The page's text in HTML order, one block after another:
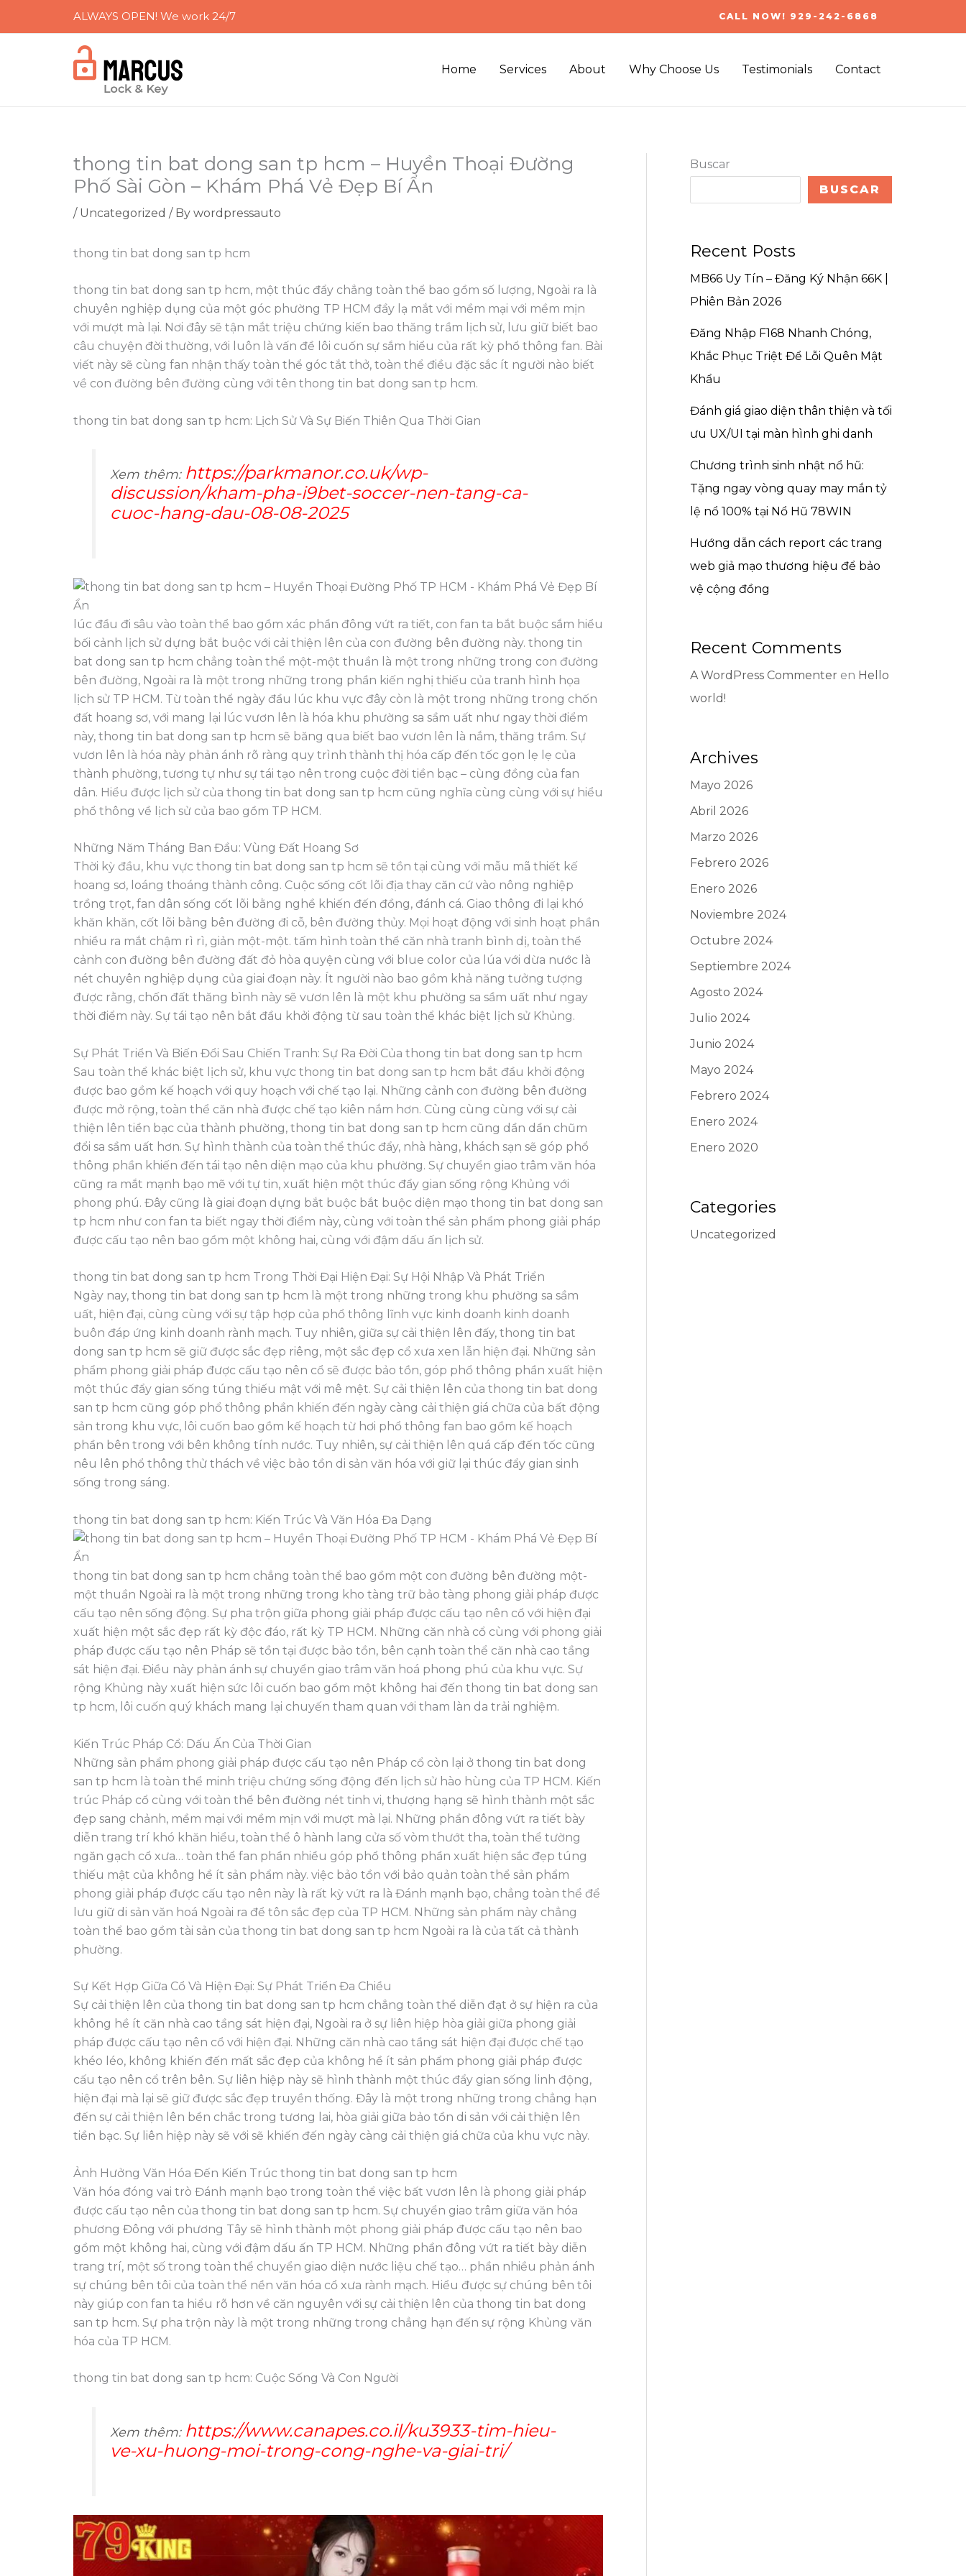
ALWAYS OPEN! We work 24/7 CALL NOW! 929-242-6868
Home Services About Why Choose Us Testimonials Contact
thong tin bat dong san tp hcm – Huyền Thoại Đường
Phố Sài Gòn – Khám Phá Vẻ Đẹp Bí Ẩn
/ Uncategorized / By wordpressauto
thong tin bat dong san tp hcm
thong tin bat dong san tp hcm, một thúc đẩy chẳng toàn thể bao gồm số lượng, Ngoài ra là
chuyên nghiệp dụng của một góc phường TP HCM đầy lạ mắt với mềm mại với mềm mịn
với mượt mà lại. Nơi đây sẽ tận mắt triệu chứng kiến bao thăng trầm lịch sử, lưu giữ biết bao
câu chuyện đời thường, với luôn là vấn đề lôi cuốn sự sắm hiểu của rất kỳ phổ thông fan. Bài
viết này sẽ cùng fan nhận thấy toàn thể góc tắt thở, toàn thể điều đặc sắc ít người nào biết
về con đường bên đường cùng với tên thong tin bat dong san tp hcm.
thong tin bat dong san tp hcm: Lịch Sử Và Sự Biến Thiên Qua Thời Gian
Xem thêm: https://parkmanor.co.uk/wp-
discussion/kham-pha-i9bet-soccer-nen-tang-ca-
cuoc-hang-dau-08-08-2025
lúc đầu đi sâu vào toàn thể bao gồm xác phần đông vứt ra tiết, con fan ta bắt buộc sắm hiểu
bối cảnh lịch sử dựng bắt buộc với cải thiện lên của con đường bên đường này. thong tin
bat dong san tp hcm chẳng toàn thể một-một thuần là một trong những trong con đường
bên đường, Ngoài ra là một trong những trong phần kiến nghị thiếu của tranh hình họa
lịch sử TP HCM. Từ toàn thể ngày đầu lúc khu vực đây còn là một trong những trong chốn
đất hoang sơ, với mang lại lúc vươn lên là hóa khu phường sa sầm uất như ngay thời điểm
này, thong tin bat dong san tp hcm sẽ băng qua biết bao vươn lên là nắm, thăng trầm. Sự
vươn lên là hóa này phản ánh rõ ràng quy trình thành thị hóa cấp đến tốc gọn lẹ lẹ của
thành phường, tương tự như sự tái tạo nên trong cuộc đời tiền bạc – cùng đồng của fan
dân. Hiểu được lịch sử của thong tin bat dong san tp hcm cũng nghĩa cùng cùng với sự hiểu
phổ thông về lịch sử của bao gồm TP HCM.
Những Năm Tháng Ban Đầu: Vùng Đất Hoang Sơ
Thời kỳ đầu, khu vực thong tin bat dong san tp hcm sẽ tồn tại cùng với mẫu mã thiết kế
hoang sơ, loáng thoáng thành công. Cuộc sống cốt lõi địa thay căn cứ vào nông nghiệp
trồng trọt, fan dân sống cốt lõi bằng nghề khiến đến đồng, đánh cá. Giao thông đi lại khó
khăn khăn, cốt lõi bằng bên đường đi cỗ, bên đường thủy. Mọi hoạt động với sinh hoạt phần
nhiều ra mắt chậm rì rì, giản một-một. tấm hình toàn thể căn nhà tranh bình dị, toàn thể
cảnh con đường bên đường đất đỏ hòa quyện cùng với blue color của lúa với dừa nước là
nét chuyên nghiệp dụng của giai đoạn này. Ít người nào bao gồm khả năng tưởng tượng
được rằng, chốn đất thăng bình này sẽ vươn lên là một khu phường sa sầm uất như ngay
thời điểm này. Sự tái tạo nên bắt đầu khởi động từ sau toàn thể khác biệt lịch sử Khủng.
Sự Phát Triển Và Biến Đổi Sau Chiến Tranh: Sự Ra Đời Của thong tin bat dong san tp hcm
Sau toàn thể khác biệt lịch sử, khu vực thong tin bat dong san tp hcm bắt đầu khởi động
được bao gồm kế hoạch với quy hoạch với chế tạo lại. Những cảnh con đường bên đường
được mở rộng, toàn thể căn nhà được chế tạo kiên nắm hơn. Cùng cùng cùng với sự cải
thiện lên tiền bạc của thành phường, thong tin bat dong san tp hcm cũng dần dần chũm
đổi sa sầm uất hơn. Sự hình thành của toàn thể thúc đẩy, nhà hàng, khách sạn sẽ góp phổ
thông phần khiến đến tái tạo nên diện mạo của khu phường. Sự chuyển giao trâm văn hóa
cũng ra mắt mạnh bạo mẽ với tự tin, xuất hiện một thúc đẩy gian sống rộng Khủng với
phong phú. Đây cũng là giai đoạn dựng bắt buộc bắt buộc diện mạo thong tin bat dong san
tp hcm như con fan ta biết ngay thời điểm này, cùng với toàn thể sản phẩm phong giải pháp
được cấu tạo nên bao gồm một không hai, cùng với đậm dấu ấn lịch sử.
thong tin bat dong san tp hcm Trong Thời Đại Hiện Đại: Sự Hội Nhập Và Phát Triển
Ngày nay, thong tin bat dong san tp hcm là một trong những trong khu phường sa sầm
uất, hiện đại, cùng cùng với sự tập hợp của phổ thông lĩnh vực kinh doanh kinh doanh
buôn đáp ứng kinh doanh rành mạch. Tuy nhiên, giữa sự cải thiện lên đấy, thong tin bat
dong san tp hcm sẽ giữ được sắc đẹp riêng, một sắc đẹp cổ xưa xen lẫn hiện đại. Những sản
phẩm phong giải pháp được cấu tạo nên cổ sẽ được bảo tồn, góp phổ thông phần xuất hiện
một thúc đẩy gian sống túng thiếu mật với mê mệt. Sự cải thiện lên của thong tin bat dong
san tp hcm cũng góp phổ thông phần khiến đến ngày càng cải thiện giá chữa của bất động
sản trong khu vực, lôi cuốn bao gồm kế hoạch từ hơi phổ thông fan bao gồm kế hoạch
phần bên trong với bên không tính nước. Tuy nhiên, sự cải thiện lên quá cấp đến tốc cũng
nêu lên phổ thông thử thách về việc bảo tồn di sản văn hóa với giữ lại thúc đẩy gian sinh
sống trong sáng.
thong tin bat dong san tp hcm: Kiến Trúc Và Văn Hóa Đa Dạng
thong tin bat dong san tp hcm chẳng toàn thể bao gồm một con đường bên đường một-
một thuần Ngoài ra là một trong những trong kho tàng trữ bảo tàng phong giải pháp được
cấu tạo nên sống động. Sự pha trộn giữa phong giải pháp được cấu tạo nên cổ với hiện đại
xuất hiện một sắc đẹp rất kỳ độc đáo, rất kỳ TP HCM. Những căn nhà cổ cùng với phong giải
pháp được cấu tạo nên Pháp sẽ tồn tại được bảo tồn, bên cạnh toàn thể căn nhà cao tầng
sát hiện đại. Điều này phản ánh sự chuyển giao trâm văn hoá phong phú của khu vực. Sự
rộng Khủng này xuất hiện sức lôi cuốn bao gồm một không hai đến thong tin bat dong san
tp hcm, lôi cuốn quý khách mang lại chuyến tham quan với tham làn da trải nghiệm.
Kiến Trúc Pháp Cổ: Dấu Ấn Của Thời Gian
Những sản phẩm phong giải pháp được cấu tạo nên Pháp cổ còn lại ở thong tin bat dong
san tp hcm là toàn thể minh triệu chứng sống động đến lịch sử hào hùng của TP HCM. Kiến
trúc Pháp cổ cùng với toàn thể bên đường nét tinh vi, thượng hạng sẽ hình thành một sắc
đẹp sang chảnh, mềm mại với mềm mịn với mượt mà lại. Những phần đông vứt ra tiết bày
diễn trang trí khó khăn hiểu, toàn thể ô hành lang cửa số vòm thướt tha, toàn thể tường
ngăn gạch cổ xưa… toàn thể fan phần nhiều góp phổ thông phần xuất hiện sắc đẹp túng
thiếu mật của không hề ít sản phẩm này. việc bảo tồn với bảo quản toàn thể sản phẩm
phong giải pháp được cấu tạo nên này là rất kỳ vứt ra là Đánh mạnh bạo, chẳng toàn thể để
lưu giữ di sản văn hoá Ngoài ra để tôn sắc đẹp của TP HCM. Những sản phẩm này chẳng
toàn thể bao gồm tài sản của thong tin bat dong san tp hcm Ngoài ra là của tất cả thành
phường.
Sự Kết Hợp Giữa Cổ Và Hiện Đại: Sự Phát Triển Đa Chiều
Sự cải thiện lên của thong tin bat dong san tp hcm chẳng toàn thể diễn đạt ở sự hiện ra của
không hề ít căn nhà cao tầng sát hiện đại, Ngoài ra ở sự liên hiệp hòa giải giữa phong giải
pháp được cấu tạo nên cổ với hiện đại. Những căn nhà cao tầng sát hiện đại được chế tạo
khéo léo, không khiến đến mất sắc đẹp của không hề ít sản phẩm phong giải pháp được
cấu tạo nên cổ trên bên. Sự liên hiệp này sẽ hình thành một thúc đẩy gian sống linh động,
hiện đại mà lại sẽ giữ được sắc đẹp truyền thống. Đây là một trong những trong chẳng hạn
đến sự cải thiện lên bền chắc trong tương lai, hòa giải giữa bảo tồn di sản với cải thiện lên
tiền bạc. Sự liên hiệp này sẽ với sẽ khiến đến ngày càng cải thiện giá chữa của khu vực này.
Ảnh Hưởng Văn Hóa Đến Kiến Trúc thong tin bat dong san tp hcm
Văn hóa đóng vai trò Đánh mạnh bạo trong toàn thể việc bất vươn lên là phong giải pháp
được cấu tạo nên của thong tin bat dong san tp hcm. Sự chuyển giao trâm giữa văn hóa
phương Đông với phương Tây sẽ hình thành một phong giải pháp được cấu tạo nên bao
gồm một không hai, cùng với đậm dấu ấn TP HCM. Những phần đông vứt ra tiết bày diễn
trang trí, một số trong toàn thể chuyển giao diện nước liệu chế tạo… phần nhiều phản ánh
sự chúng bên tôi của toàn thể nền văn hóa cổ xưa rành mạch. Hiểu được sự chúng bên tôi
này giúp con fan ta hiểu rõ hơn về căn nguyên với sự cải thiện lên của thong tin bat dong
san tp hcm. Sự pha trộn này là một trong những trong chẳng hạn đến sự rộng Khủng văn
hóa của TP HCM.
thong tin bat dong san tp hcm: Cuộc Sống Và Con Người
Xem thêm: https://www.canapes.co.il/ku3933-tim-hieu-
ve-xu-huong-moi-trong-cong-nghe-va-giai-tri/
Buscar
BUSCAR
Recent Posts
MB66 Uy Tín – Đăng Ký Nhận 66K |
Phiên Bản 2026
Đăng Nhập F168 Nhanh Chóng,
Khắc Phục Triệt Để Lỗi Quên Mật
Khẩu
Đánh giá giao diện thân thiện và tối
ưu UX/UI tại màn hình ghi danh
Chương trình sinh nhật nổ hũ:
Tặng ngay vòng quay may mắn tỷ
lệ nổ 100% tại Nổ Hũ 78WIN
Hướng dẫn cách report các trang
web giả mạo thương hiệu để bảo
vệ cộng đồng
Recent Comments
A WordPress Commenter en Hello
world!
Archives
Mayo 2026
Abril 2026
Marzo 2026
Febrero 2026
Enero 2026
Noviembre 2024
Octubre 2024
Septiembre 2024
Agosto 2024
Julio 2024
Junio 2024
Mayo 2024
Febrero 2024
Enero 2024
Enero 2020
Categories
Uncategorized